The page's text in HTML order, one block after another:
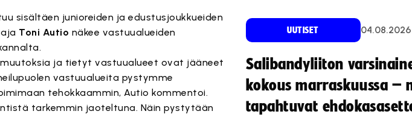
sisältäen junioreiden ja edustusjoukkueiden
Toni Autio näkee vastuualueiden
ja tietyt vastuualueet ovat jääneet
vastuualueita pystymme
tehokkaammin, Autio kommentoi.
tarkemmin jaoteltuna. Näin pystytään
UUTISET 04.08.2026
Salibandyliiton
kokous marraskuussa –
tapahtuvat